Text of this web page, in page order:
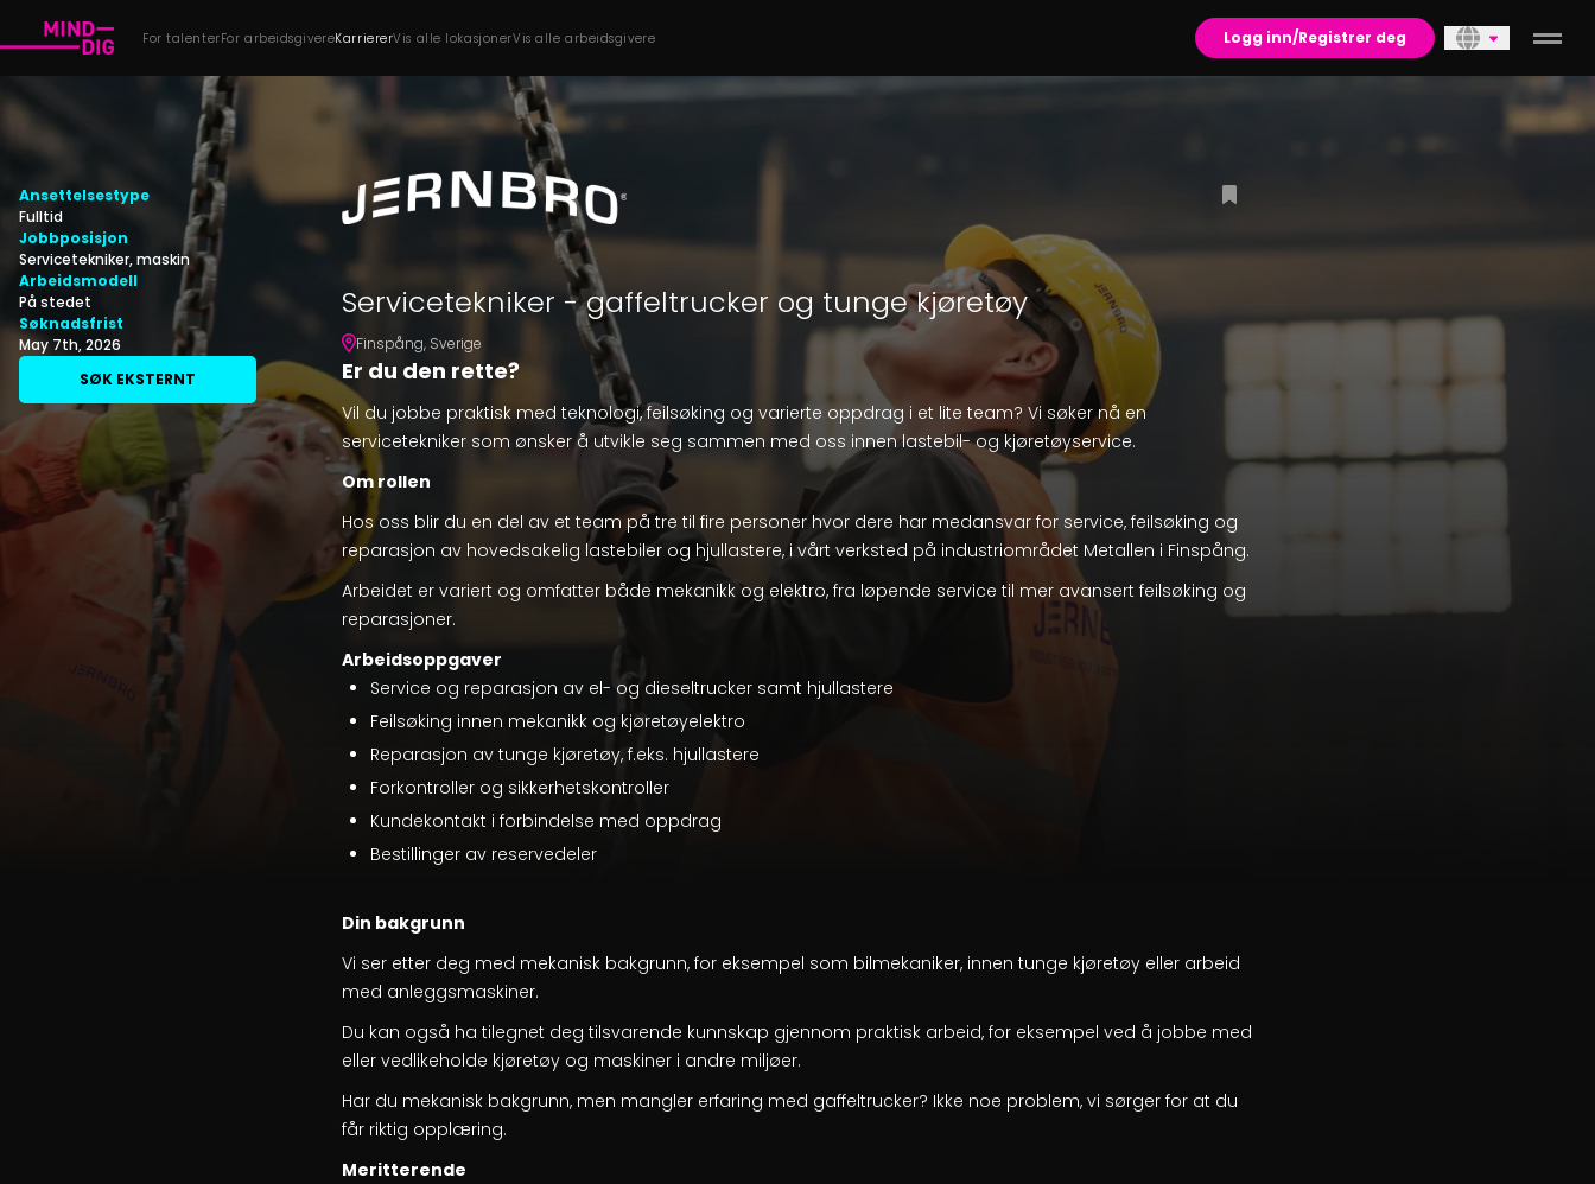
For talenterFor arbeidsgivereKarriererVis alle lokasjonerVis alle arbeidsgivere Logg inn/Registrer deg
Ansettelsestype
Fulltid
Jobbposisjon
Servicetekniker, maskin
Arbeidsmodell
På stedet
Søknadsfrist
May 7th, 2026
SØK EKSTERNT
Servicetekniker - gaffeltrucker og tunge kjøretøy
Finspång, Sverige
Er du den rette?
Vil du jobbe praktisk med teknologi, feilsøking og varierte oppdrag i et lite team? Vi søker nå en
servicetekniker som ønsker å utvikle seg sammen med oss innen lastebil- og kjøretøyservice.
Om rollen
Hos oss blir du en del av et team på tre til fire personer hvor dere har medansvar for service, feilsøking og
reparasjon av hovedsakelig lastebiler og hjullastere, i vårt verksted på industriområdet Metallen i Finspång.
Arbeidet er variert og omfatter både mekanikk og elektro, fra løpende service til mer avansert feilsøking og
reparasjoner.
Arbeidsoppgaver
Service og reparasjon av el- og dieseltrucker samt hjullastere
Feilsøking innen mekanikk og kjøretøyelektro
Reparasjon av tunge kjøretøy, f.eks. hjullastere
Forkontroller og sikkerhetskontroller
Kundekontakt i forbindelse med oppdrag
Bestillinger av reservedeler
Din bakgrunn
Vi ser etter deg med mekanisk bakgrunn, for eksempel som bilmekaniker, innen tunge kjøretøy eller arbeid
med anleggsmaskiner.
Du kan også ha tilegnet deg tilsvarende kunnskap gjennom praktisk arbeid, for eksempel ved å jobbe med
eller vedlikeholde kjøretøy og maskiner i andre miljøer.
Har du mekanisk bakgrunn, men mangler erfaring med gaffeltrucker? Ikke noe problem, vi sørger for at du
får riktig opplæring.
Meritterende